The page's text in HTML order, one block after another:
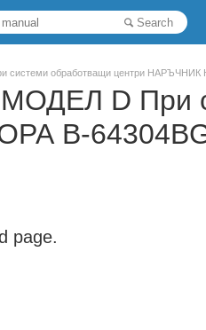
Search
системи обработващи центри
D При
B-
page.